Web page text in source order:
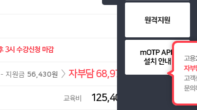
3시 수강신청 마감
- 지원금 56,430원 〉 자부담 68,970원
교육비 125,400원